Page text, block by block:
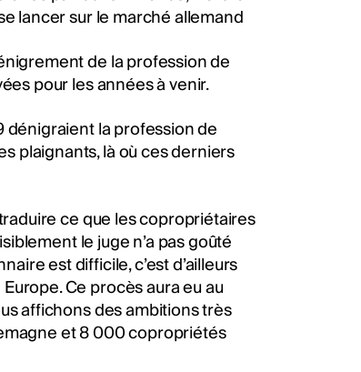
lancer sur le marché allemand
de la profession de
pour les années à venir.
dénigraient la profession de
plaignants, là où ces derniers
ce que les copropriétaires
le juge n’a pas goûté
est difficile, c’est d’ailleurs
Ce procès aura eu au
affichons des ambitions très
et 8 000 copropriétés